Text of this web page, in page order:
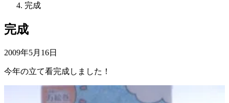
完成
完成
2009年5月16日
今年の立て看完成しました！